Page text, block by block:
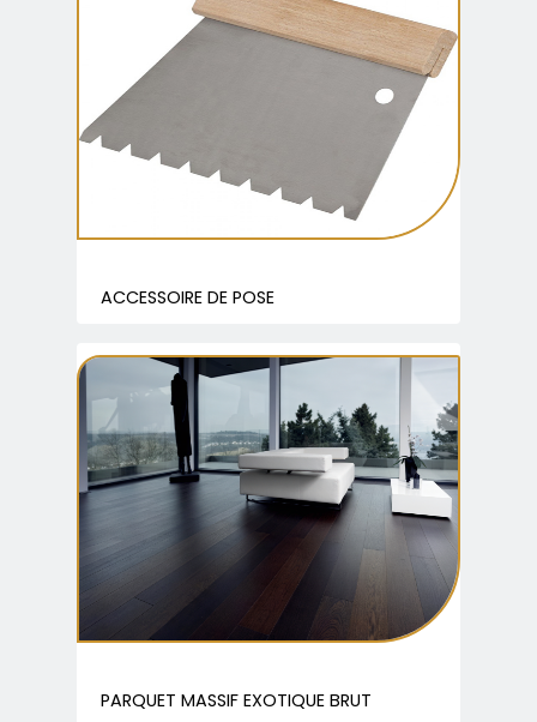
ACCESSOIRE DE POSE
PARQUET MASSIF EXOTIQUE BRUT